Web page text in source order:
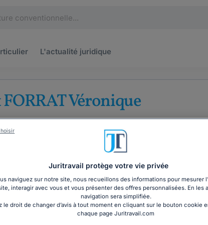
L'actualité juridique
Véronique
au barreau de Narbonne
COORDONNÉES
Juritravail protège votre vie privée
naviguez sur notre site, nous recueillons des informations pour mesurer
interagir avec vous et vous présenter des offres personnalisées. En les
navigation sera simplifiée.
le droit de changer d’avis à tout moment en cliquant sur le bouton cookie
chaque page Juritravail.com